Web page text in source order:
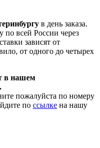
в день заказа.
по всей России через
зависят от
от одного до четырех
в нашем
пожалуйста по номеру
по ссылке на нашу